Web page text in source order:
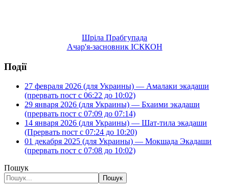
Шріла Прабгупада
Ачар'я-засновник ІСККОН
Події
27 февраля 2026 (для Украины) — Амалаки экадаши
(прервать пост с 06:22 до 10:02)
29 января 2026 (для Украины) — Бхаими экадаши
(прервать пост с 07:09 до 07:14)
14 января 2026 (для Украины) — Шат-тила экадаши
(Прервать пост с 07:24 до 10:20)
01 декабря 2025 (для Украины) — Мокшада Экадаши
(прервать пост с 07:08 до 10:02)
Пошук
Пошук